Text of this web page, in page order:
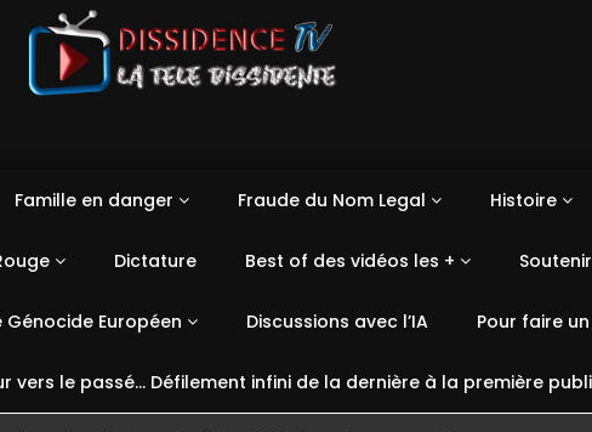
Famille en danger Fraude du Nom Legal Histoire
Dictature Best of des vidéos les +
Génocide Européen Discussions avec l’IA Pour faire
vers le passé… Défilement infini de la dernière à la première